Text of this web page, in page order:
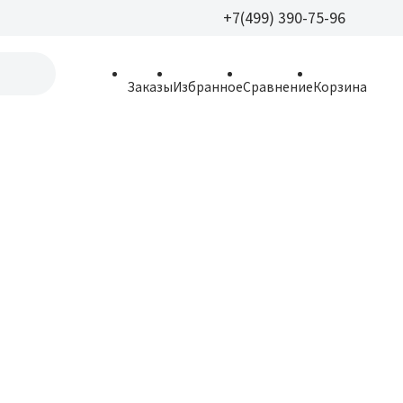
+7(499) 390-75-96
ЗаказыИзбранноеСравнениеКорзина